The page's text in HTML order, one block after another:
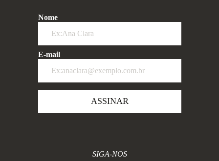
Nome
E-mail
ASSINAR
SIGA-NOS